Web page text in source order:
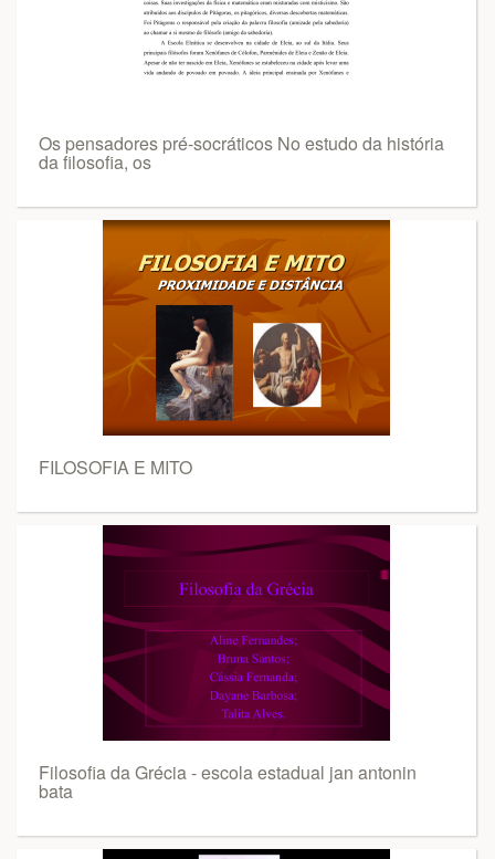
Os pensadores pré-socráticos No estudo da história
da filosofia, os
FILOSOFIA E MITO
Filosofia da Grécia - escola estadual jan antonin
bata